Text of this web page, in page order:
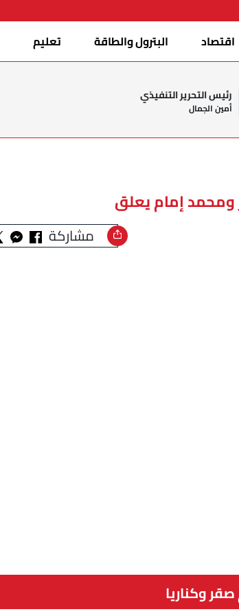
اقتصاد البترول والطاقة تعليم
رئيس التحرير التنفيذي
أمين الجمال
ومحمد إمام يعلق
مشاركة
وكناريا